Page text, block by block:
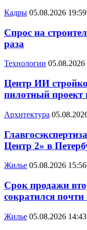
Кадры 05.08.2026 19:59
Спрос на
раза
Технологии 05.08.2026
Центр ИИ
пилотный проект
Архитектура
Центр 2» в
Жилье 05.08.2026 15:56
Срок продажи
сократился почти
Жилье 05.08.2026 14:43